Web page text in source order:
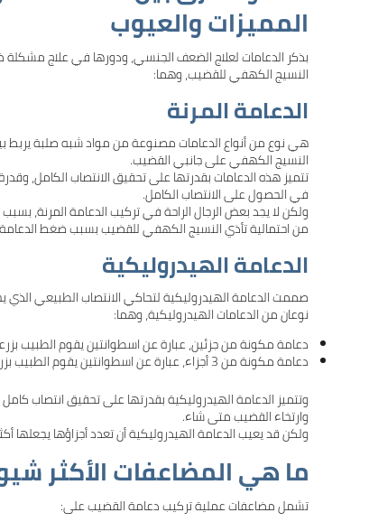
المميزات والعيوب
بذكر الدعامات لعلاج الضعف الجنسي، ودورها في علاج مشكلة
النسيج الكهفي للقضيب، وهما:
الدعامة المرنة
هي نوع من أنواع الدعامات مصنوعة من مواد شبه صلبة يربط
النسيج الكهفي على جانبي القضيب.
تتميز هذه الدعامات بقدرتها على تحقيق الانتصاب الكامل،
في الحصول على الانتصاب الكامل.
ولكن لا يجد بعض الرجال الراحة في تركيب الدعامة المرنة،
من احتمالية تأذي النسيج الكهفي للقضيب بسبب ضغط
الدعامة الهيدروليكية
صممت الدعامة الهيدروليكية لتحاكي الانتصاب الطبيعي الذي
نوعان من الدعامات الهيدروليكية، وهما:
دعامة مكونة من جزئين، عبارة عن اسطوانتين يقوم الطبيب
دعامة مكونة من 3 أجزاء، عبارة عن اسطوانتين يقوم الطبيب بزرعهما في النسيج الكهفي متصلتين بمضخة وخزان مائي منفصل.
وتتميز الدعامة الهيدروليكية بقدرتها على تحقيق انتصاب
وارتخاء القضيب متى شاء.
ولكن قد يعيب الدعامة الهيدروليكية أن تعدد أجزاؤها يجعلها
ما هي المضاعفات الأكثر
تشمل مضاعفات عملية تركيب دعامة القضيب على: